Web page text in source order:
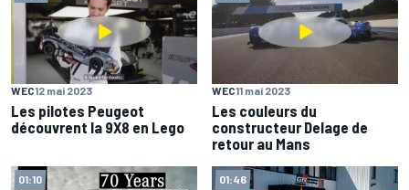
WEC12 mai 2023
Les pilotes Peugeot
découvrent la 9X8 en Lego
WEC11 mai 2023
Les couleurs du
constructeur Delage de
retour au Mans
01:10 01:46